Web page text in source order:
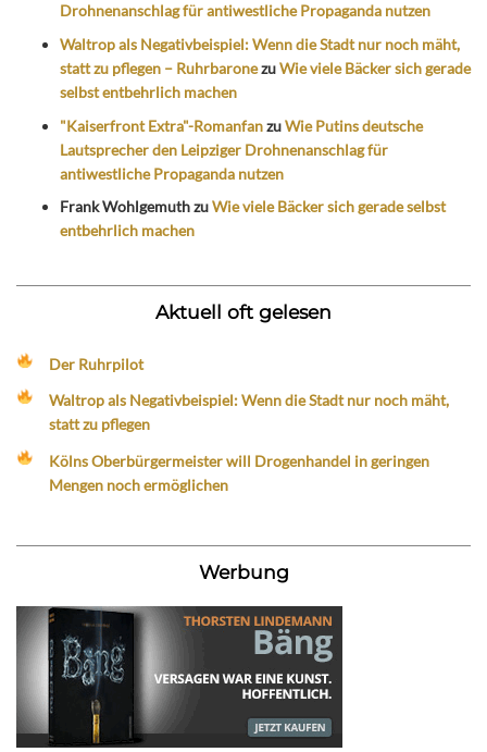
Drohnenanschlag für antiwestliche Propaganda nutzen
Waltrop als Negativbeispiel: Wenn die Stadt nur noch mäht,
statt zu pflegen – RuhrbaronezuWie viele Bäcker sich gerade
selbst entbehrlich machen
"Kaiserfront Extra"-RomanfanzuWie Putins deutsche
Lautsprecher den Leipziger Drohnenanschlag für
antiwestliche Propaganda nutzen
Frank WohlgemuthzuWie viele Bäcker sich gerade selbst
entbehrlich machen
Aktuell oft gelesen
Der Ruhrpilot
Waltrop als Negativbeispiel: Wenn die Stadt nur noch mäht,
statt zu pflegen
Kölns Oberbürgermeister will Drogenhandel in geringen
Mengen noch ermöglichen
Werbung